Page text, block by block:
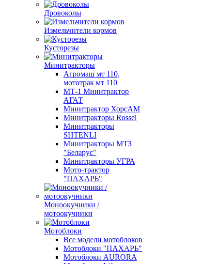
Дровоколы
Измельчители кормов
Кусторезы
Минитракторы
Агромаш мт 110,
мототрак мт 110
МТ-1 Минитрактор
АГАТ
Минитрактор ХорсАМ
Минитракторы Rossel
Минитракторы
SHTENLI
Минитракторы МТЗ
"Беларус"
Минитракторы УГРА
Мото-трактор
"ПАХАРЬ"
Моноокучники /
мотоокучники
Мотоблоки
Все модели мотоблоков
Мотоблоки "ПАХАРЬ"
Мотоблоки AURORA